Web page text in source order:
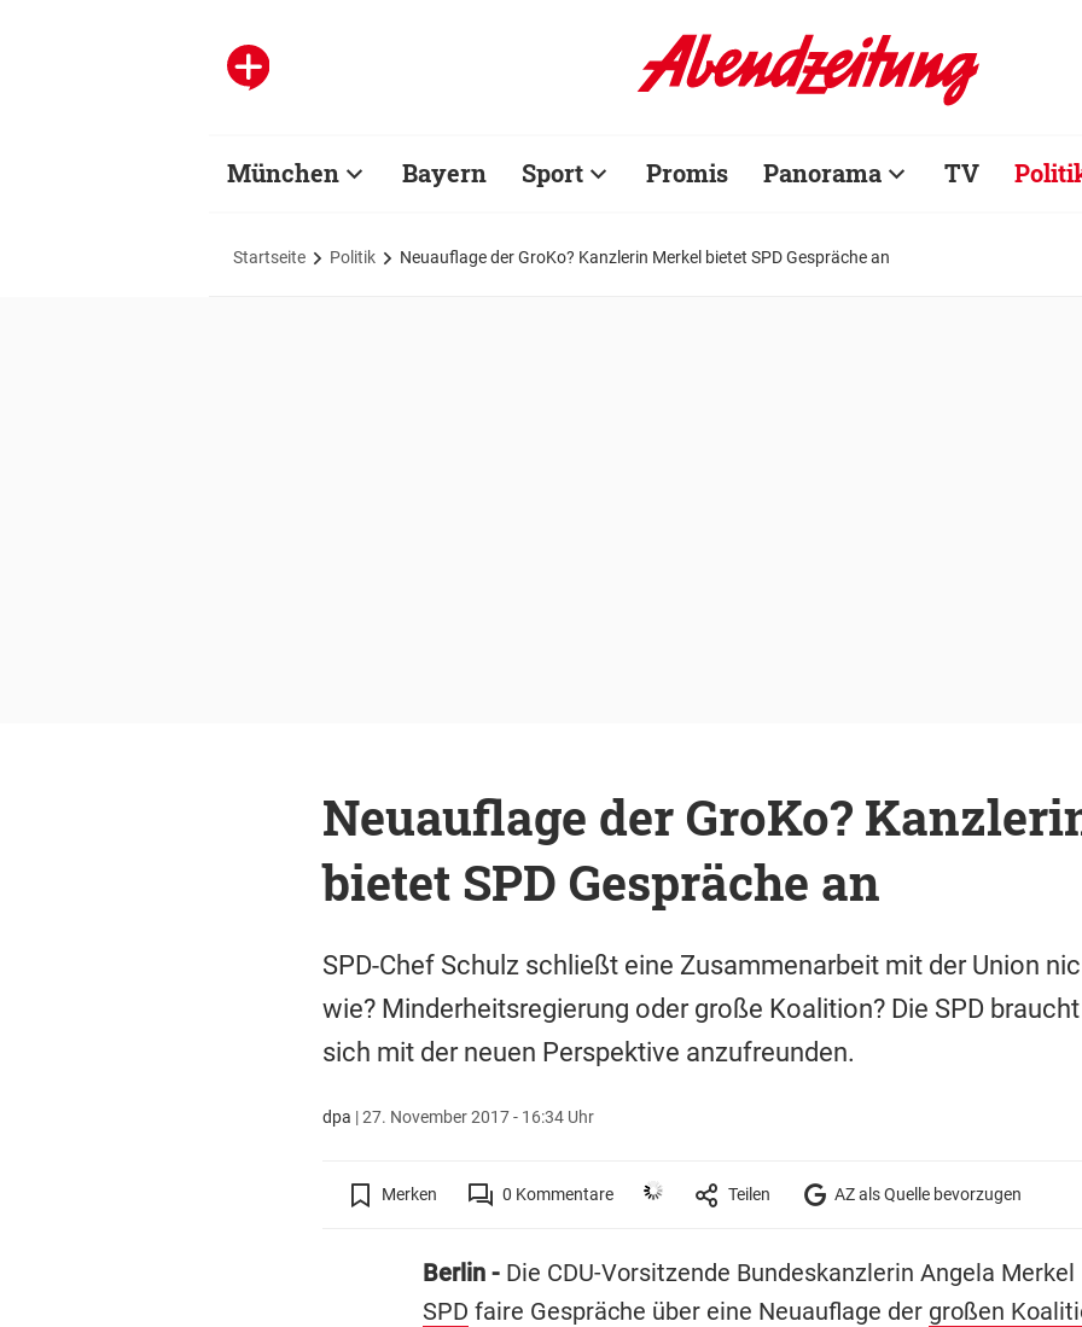
München Bayern Sport Promis Panorama TV
Startseite Politik Neuauflage der GroKo? Kanzlerin Merkel bietet SPD Gespräche an
Neuauflage der GroKo?
bietet SPD Gespräche an
SPD-Chef Schulz schließt eine Zusammenarbeit mit der Union
wie? Minderheitsregierung oder große Koalition? Die SPD
sich mit der neuen Perspektive anzufreunden.
dpa |27. November 2017 - 16:34 Uhr
Merken 0 Kommentare Teilen AZ als Quelle bevorzugen
Berlin -Die CDU-Vorsitzende Bundeskanzlerin Angela Merkel
SPD faire Gespräche über eine Neuauflage der großen